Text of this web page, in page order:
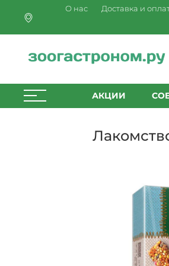
О нас Доставка и
АКЦИИ